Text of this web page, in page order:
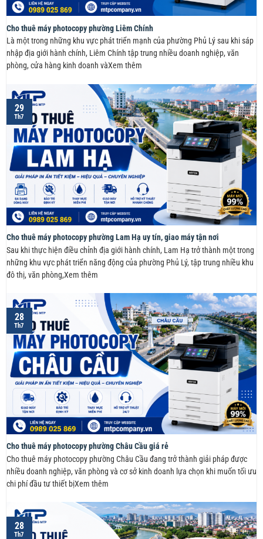
Cho thuê máy photocopy phường Liêm Chính
Là một trong những khu vực phát triển mạnh của phường Phủ Lý sau khi sáp
nhập địa giới hành chính, Liêm Chính tập trung nhiều doanh nghiệp, văn
phòng, cửa hàng kinh doanh vàXem thêm
Cho thuê máy photocopy phường Lam Hạ uy tín, giao máy tận nơi
Sau khi thực hiện điều chỉnh địa giới hành chính, Lam Hạ trở thành một trong
những khu vực phát triển năng động của phường Phủ Lý, tập trung nhiều khu
đô thị, văn phòng,Xem thêm
29
Th7
Cho thuê máy photocopy phường Châu Cầu giá rẻ
Cho thuê máy photocopy phường Châu Cầu đang trở thành giải pháp được
nhiều doanh nghiệp, văn phòng và cơ sở kinh doanh lựa chọn khi muốn tối ưu
chi phí đầu tư thiết bịXem thêm
28
Th7
28
Th7